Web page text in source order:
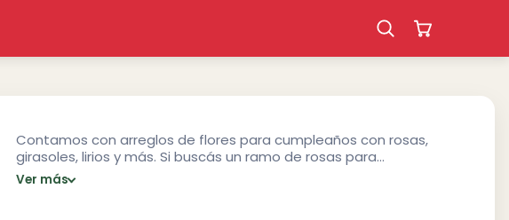
Contamos con arreglos de flores para cumpleaños con rosas,
girasoles, lirios y más. Si buscás un ramo de rosas para
cumpleaños o un arreglo de rosas con globos, encontrás
Ver más